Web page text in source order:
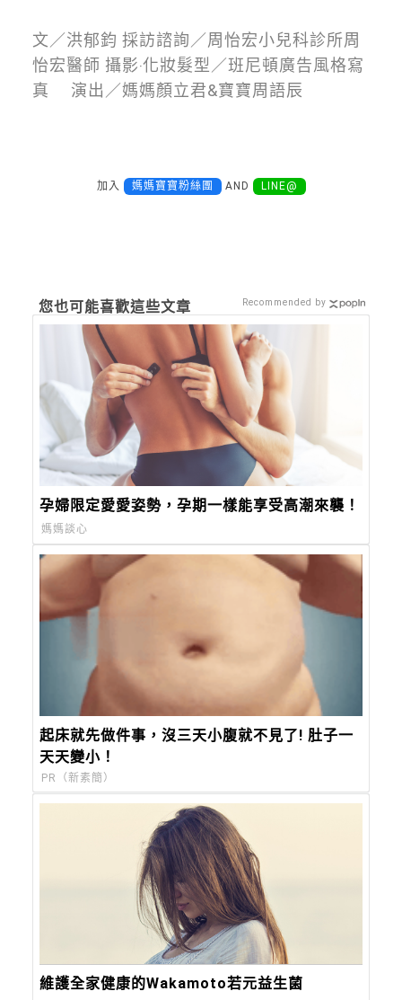
文／洪郁鈞 採訪諮詢／周怡宏小兒科診所周
怡宏醫師 攝影‧化妝髮型／班尼頓廣告風格寫
真 演出／媽媽顏立君&寶寶周語辰
加入 媽媽寶寶粉絲團 AND LINE@
您也可能喜歡這些文章
孕婦限定愛愛姿勢，孕期一樣能享受高潮來襲！
媽媽談心
起床就先做件事，沒三天小腹就不見了! 肚子一
天天變小！
PR（新素簡）
維護全家健康的Wakamoto若元益生菌
Recommended by